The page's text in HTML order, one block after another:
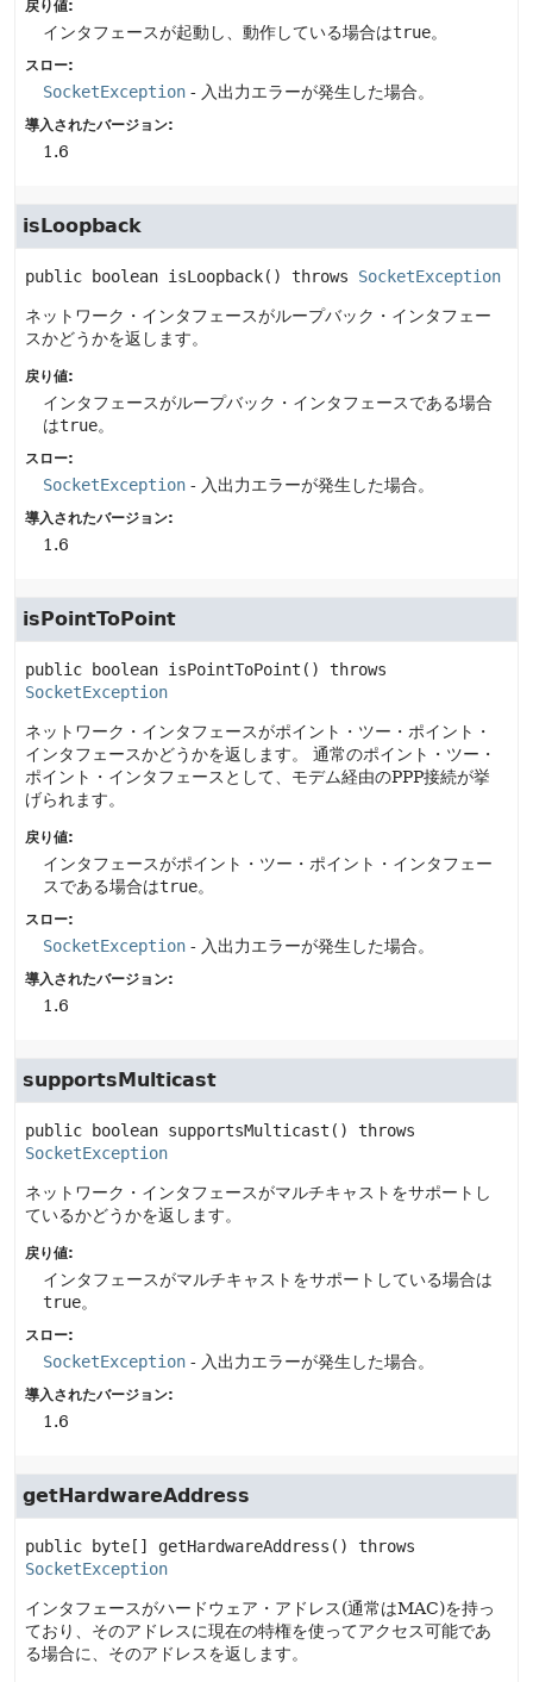
戻り値:
インタフェースが起動し、動作している場合はtrue。
スロー:
SocketException - 入出力エラーが発生した場合。
導入されたバージョン:
1.6
isLoopback
public boolean isLoopback() throws SocketException
ネットワーク・インタフェースがループバック・インタフェー
スかどうかを返します。
戻り値:
インタフェースがループバック・インタフェースである場合
はtrue。
スロー:
SocketException - 入出力エラーが発生した場合。
導入されたバージョン:
1.6
isPointToPoint
public boolean isPointToPoint () throws
SocketException
ネットワーク・インタフェースがポイント・ツー・ポイント・
インタフェースかどうかを返します。
通常のポイント・ツー・
ポイント・インタフェースとして、モデム経由のPPP接続が挙
げられます。
戻り値:
インタフェースがポイント・ツー・ポイント・インタフェー
スである場合はtrue。
スロー:
SocketException - 入出力エラーが発生した場合。
導入されたバージョン:
1.6
supportsMulticast
public boolean supportsMulticast () throws
SocketException
ネットワーク・インタフェースがマルチキャストをサポートし
ているかどうかを返します。
戻り値:
インタフェースがマルチキャストをサポートしている場合は
true。
スロー:
SocketException - 入出力エラーが発生した場合。
導入されたバージョン:
1.6
getHardwareAddress
public byte[] getHardwareAddress () throws
SocketException
インタフェースがハードウェア・アドレス(通常はMAC)を持っ
ており、そのアドレスに現在の特権を使ってアクセス可能であ
る場合に、そのアドレスを返します。